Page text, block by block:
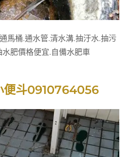
馬桶.通水管.清水溝.抽汙水.抽污
肥價格便宜.自備水肥車
便斗0910764056